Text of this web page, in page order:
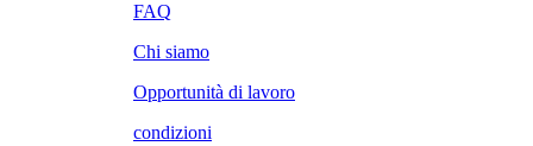
FAQ
Chi siamo
Opportunità di lavoro
condizioni